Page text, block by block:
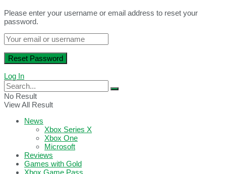
Please enter your username or email address to reset your
password.
Log In
No Result
View All Result
News
Xbox Series X
Xbox One
Microsoft
Reviews
Games with Gold
Xbox Game Pass